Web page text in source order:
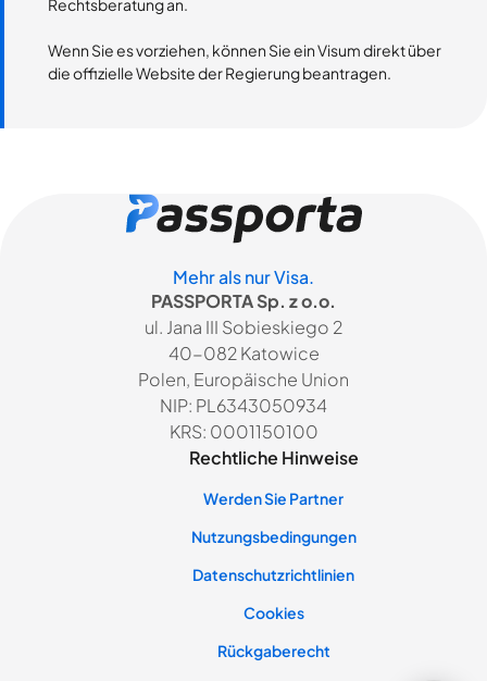
Rechtsberatung an.
Wenn Sie es vorziehen, können Sie ein Visum direkt über
die offizielle Website der Regierung beantragen.
Mehr als nur Visa.
PASSPORTA Sp. z o.o.
ul. Jana III Sobieskiego 2
40-082 Katowice
Polen, Europäische Union
NIP: PL6343050934
KRS: 0001150100
Rechtliche Hinweise
Werden Sie Partner
Nutzungsbedingungen
Datenschutzrichtlinien
Cookies
Rückgaberecht